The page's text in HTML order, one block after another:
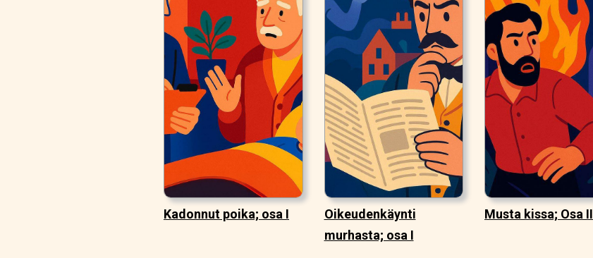
Kadonnut poika; osa I
Oikeudenkäynti
murhasta; osa I
Musta kissa; Osa II